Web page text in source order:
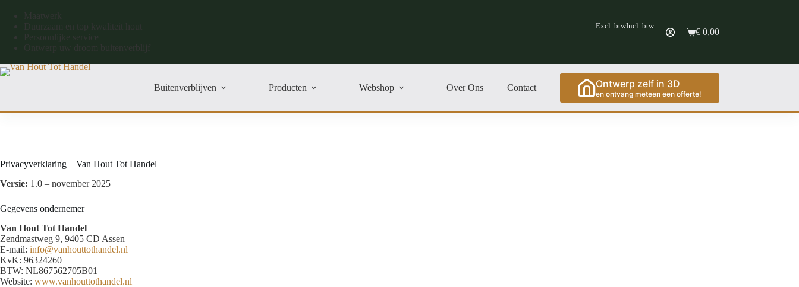
Excl. btwIncl. btw
€0,00
Buitenverblijven Producten Webshop Over Ons Contact Ontwerp zelf in 3D
en ontvang meteen een offerte!
Privacyverklaring – Van Hout Tot Handel
Versie: 1.0 – november 2025
Gegevens ondernemer
Van Hout Tot Handel
Zendmastweg 9, 9405 CD Assen
E-mail: info@vanhouttothandel.nl
KvK: 96324260
BTW: NL867562705B01
Website: www.vanhouttothandel.nl